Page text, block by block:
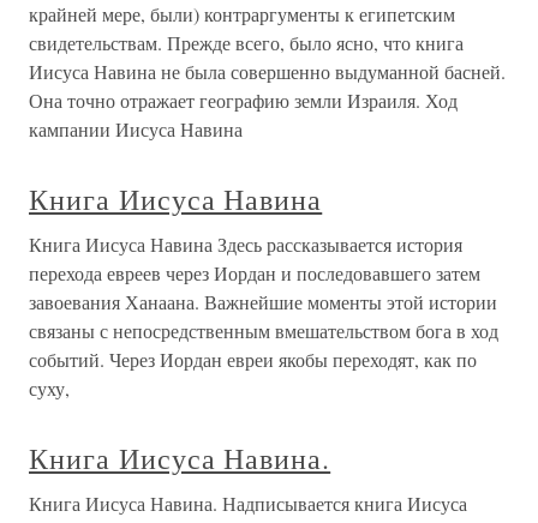
крайней мере, были) контраргументы к египетским
свидетельствам. Прежде всего, было ясно, что книга
Иисуса Навина не была совершенно выдуманной басней.
Она точно отражает географию земли Израиля. Ход
кампании Иисуса Навина
Книга Иисуса Навина
Книга Иисуса Навина Здесь рассказывается история
перехода евреев через Иордан и последовавшего затем
завоевания Ханаана. Важнейшие моменты этой истории
связаны с непосредственным вмешательством бога в ход
событий. Через Иордан евреи якобы переходят, как по
суху,
Книга Иисуса Навина.
Книга Иисуса Навина. Надписывается книга Иисуса